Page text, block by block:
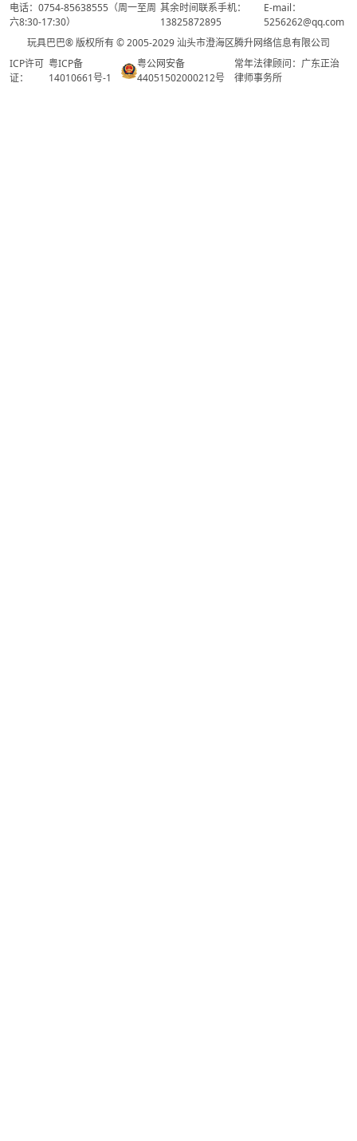
电话：0754-85638555（周一至周
六8:30-17:30）
其余时间联系手机：
13825872895
E-mail：
5256262@qq.com
玩具巴巴® 版权所有 © 2005-2029 汕头市澄海区腾升网络信息有限公司
ICP许可
证：
粤ICP备
14010661号-1
粤公网安备
44051502000212号
常年法律顾问：广东正治
律师事务所